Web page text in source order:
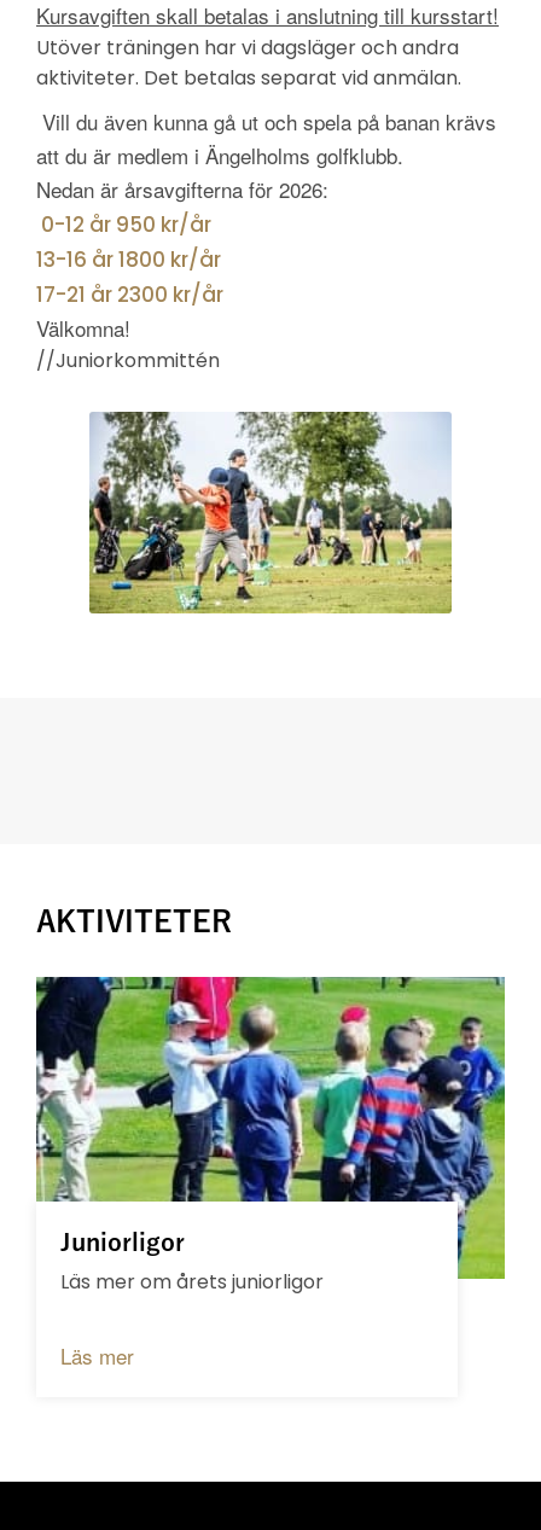
Kursavgiften skall betalas i anslutning till kursstart!
Utöver träningen har vi dagsläger och andra
aktiviteter. Det betalas separat vid anmälan.
Vill du även kunna gå ut och spela på banan krävs
att du är medlem i Ängelholms golfklubb.
Nedan är årsavgifterna för 2026:
0-12 år 950 kr/år
13-16 år 1800 kr/år
17-21 år 2300 kr/år
Välkomna!
//Juniorkommittén
AKTIVITETER
Juniorligor
Läs mer om årets juniorligor
Läs mer